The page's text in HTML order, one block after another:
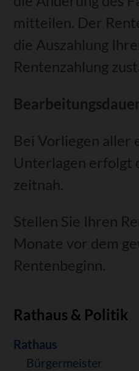
Rathaus & Politik
Navigation
überspringen
Rathaus
Bürgermeister
mitteilen. Der
die Auszahlung
Rentenzahlung
Bei Vorliegen aller
Unterlagen erfolgt
zeitnah.
Stellen Sie Ihren
Monate vor dem
Rentenbeginn.